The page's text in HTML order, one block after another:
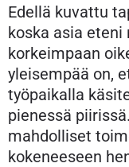
Edellä kuvattu
koska asia eteni
korkeimpaan
yleisempää on,
työpaikalla
pienessä
mahdolliset
kokeneeseen